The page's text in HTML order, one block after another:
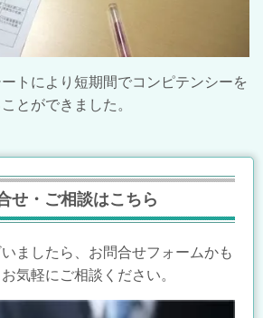
トにより短期間でコンピテンシーを
とができました。
せ・ご相談はこちら
ましたら、お問合せフォームかも
気軽にご相談ください。